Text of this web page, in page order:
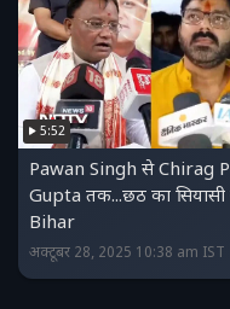
5:52
Pawan Singh से Chirag
Gupta तक...छठ का
Bihar
अक्टूबर 28, 2025 10:38 am IST